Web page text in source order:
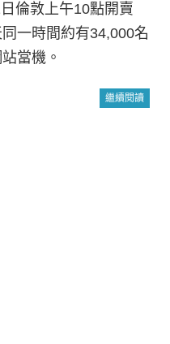
倫敦上午10點開賣
一時間約有34,000名
當機。
繼續閱讀